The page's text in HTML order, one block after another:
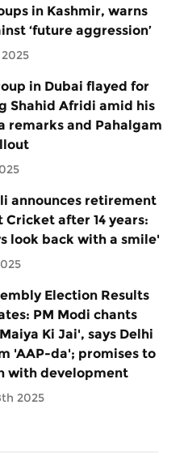
in Kashmir, warns
‘future aggression’
in Dubai flayed for
Shahid Afridi amid his
remarks and Pahalgam
announces retirement
Cricket after 14 years:
look back with a smile'
Election Results
PM Modi chants
Ki Jai', says Delhi
'AAP-da'; promises to
with development
2025